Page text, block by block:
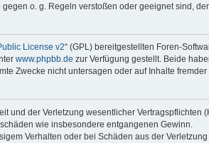
o. g. Regeln verstoßen oder geeignet sind,
License v2“ (GPL) bereitgestellten Foren-
www.phpbb.de zur Verfügung gestellt. Beide
Zwecke nicht untersagen oder auf Inhalte
und der Verletzung wesentlicher
wie insbesondere entgangenen Gewinn.
Verhalten oder bei Schäden aus der